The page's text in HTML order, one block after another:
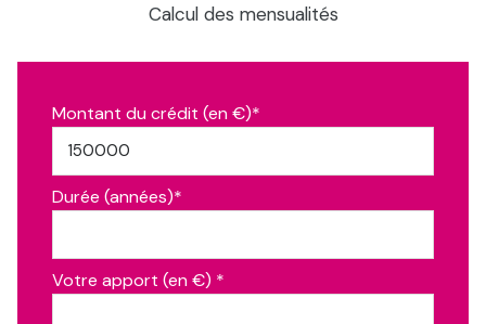
Calcul des mensualités
Montant du crédit (en €)*
Durée (années)*
Votre apport (en €) *